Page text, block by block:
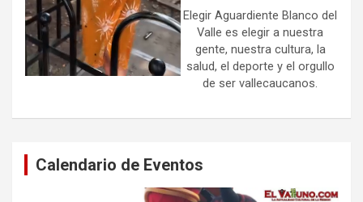
Elegir Aguardiente Blanco del
Valle es elegir a nuestra
gente, nuestra cultura, la
salud, el deporte y el orgullo
de ser vallecaucanos.
Calendario de Eventos